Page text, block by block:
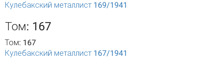
Кулебакский металлист 169/1941
Том: 167
Том: 167
Кулебакский металлист 167/1941